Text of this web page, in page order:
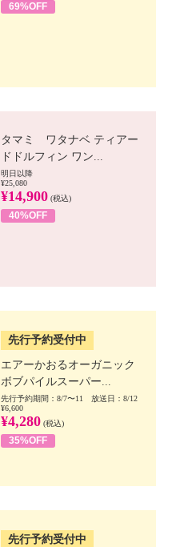
69%OFF
タマミ ワタナベ ティアー
ドドルフィン ワン...
明日以降
¥25,080
¥14,900 (税込)
40%OFF
先行予約受付中
エアーかおるオーガニック
ボブパイルスーパー...
先行予約期間：8/7〜11 放送日：8/12
¥6,600
¥4,280 (税込)
35%OFF
先行予約受付中